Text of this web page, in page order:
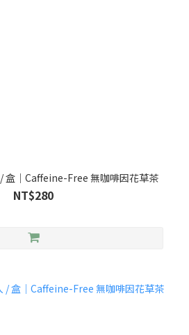
有機和諧舒壓茶20入 / 盒｜Caffeine-Free 無咖啡因花草茶
NT$280